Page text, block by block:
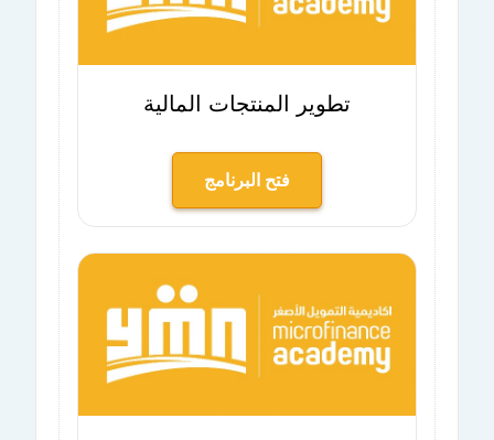
تطوير المنتجات المالية
فتح البرنامج